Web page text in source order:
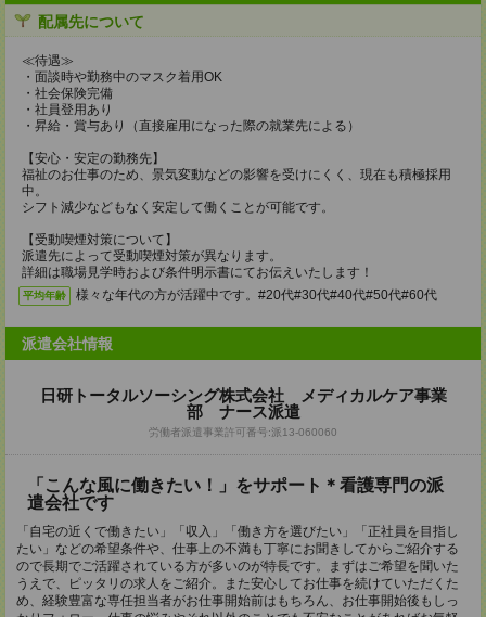
配属先について
≪待遇≫
・面談時や勤務中のマスク着用OK
・社会保険完備
・社員登用あり
・昇給・賞与あり（直接雇用になった際の就業先による）
【安心・安定の勤務先】
福祉のお仕事のため、景気変動などの影響を受けにくく、現在も積極採用
中。
シフト減少などもなく安定して働くことが可能です。
【受動喫煙対策について】
派遣先によって受動喫煙対策が異なります。
詳細は職場見学時および条件明示書にてお伝えいたします！
平均年齢 様々な年代の方が活躍中です。#20代#30代#40代#50代#60代
派遣会社情報
日研トータルソーシング株式会社 メディカルケア事業
部 ナース派遣
労働者派遣事業許可番号:派13-060060
「こんな風に働きたい！」をサポート＊看護専門の派
遣会社です
「自宅の近くで働きたい」「収入」「働き方を選びたい」「正社員を目指し
たい」などの希望条件や、仕事上の不満も丁寧にお聞きしてからご紹介する
ので長期でご活躍されている方が多いのが特長です。まずはご希望を聞いた
うえで、ピッタリの求人をご紹介。また安心してお仕事を続けていただくた
め、経験豊富な専任担当者がお仕事開始前はもちろん、お仕事開始後もしっ